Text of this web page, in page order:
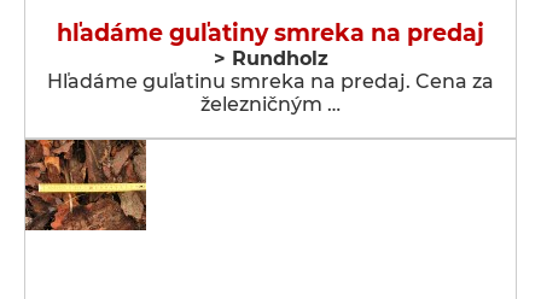
hľadáme guľatiny smreka na predaj
> Rundholz
Hľadáme guľatinu smreka na predaj. Cena za
železničným …